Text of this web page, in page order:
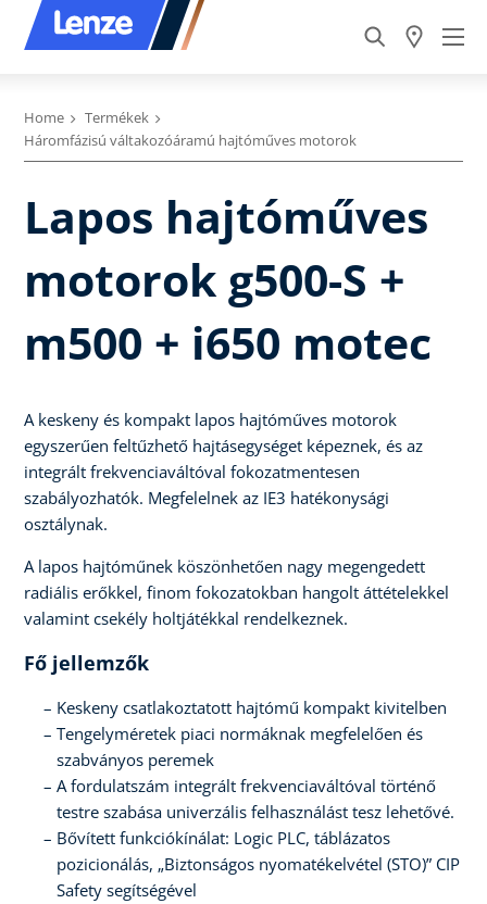
Home
Termékek
Háromfázisú váltakozóáramú hajtóműves motorok
Lapos hajtóműves
motorok g500-S +
m500 + i650 motec
A keskeny és kompakt lapos hajtóműves motorok
egyszerűen feltűzhető hajtásegységet képeznek, és az
integrált frekvenciaváltóval fokozatmentesen
szabályozhatók. Megfelelnek az IE3 hatékonysági
osztálynak.
A lapos hajtóműnek köszönhetően nagy megengedett
radiális erőkkel, finom fokozatokban hangolt áttételekkel
valamint csekély holtjátékkal rendelkeznek.
Fő jellemzők
Keskeny csatlakoztatott hajtómű kompakt kivitelben
Tengelyméretek piaci normáknak megfelelően és
szabványos peremek
A fordulatszám integrált frekvenciaváltóval történő
testre szabása univerzális felhasználást tesz lehetővé.
Bővített funkciókínálat: Logic PLC, táblázatos
pozicionálás, „Biztonságos nyomatékelvétel (STO)” CIP
Safety segítségével